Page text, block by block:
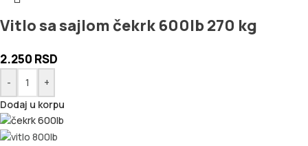
Vitlo sa sajlom čekrk 600lb 270 kg
2.250 RSD
-
+
Dodaj u korpu